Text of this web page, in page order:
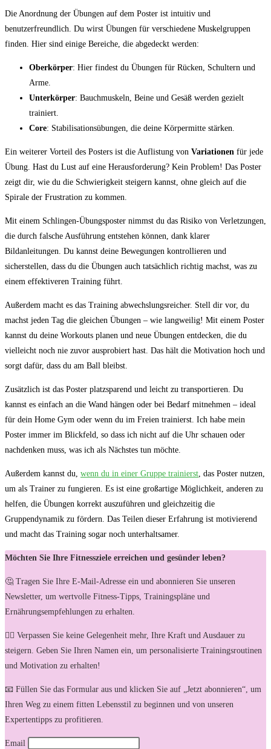
Die Anordnung der ⁤Übungen auf⁣ dem Poster ist intuitiv und
benutzerfreundlich. Du​ wirst Übungen für verschiedene Muskelgruppen
finden. Hier sind einige Bereiche, die abgedeckt werden:
Oberkörper: Hier⁤ findest du Übungen für Rücken, Schultern und
Arme.
Unterkörper: Bauchmuskeln, Beine und Gesäß werden gezielt
trainiert.
Core:​ Stabilisationsübungen, die deine Körpermitte⁢ stärken.
Ein weiterer Vorteil des Posters ist die Auflistung von Variationen für jede
Übung.⁤ Hast du Lust auf eine Herausforderung? Kein⁣ Problem!​ Das Poster
zeigt dir, wie ⁤du die Schwierigkeit steigern kannst, ohne gleich‌ auf ⁤die
Spirale der Frustration⁢ zu kommen.
Mit einem Schlingen-Übungsposter nimmst du das ⁤Risiko von Verletzungen,
die durch falsche Ausführung entstehen können, dank klarer
Bildanleitungen. Du kannst deine Bewegungen kontrollieren⁣ und
sicherstellen, dass du die Übungen auch tatsächlich richtig machst, was zu
einem effektiveren‌ Training‍ führt.
Außerdem‍ macht es das Training abwechslungsreicher. Stell dir vor, du
machst jeden Tag die gleichen Übungen ‍–⁢ wie langweilig! Mit einem⁢ Poster‌
kannst du‍ deine Workouts planen und neue Übungen entdecken, die du
vielleicht noch nie zuvor ausprobiert hast.‍ Das hält die Motivation ​hoch und
sorgt ‍dafür, dass du am⁢ Ball bleibst.
Zusätzlich ist das Poster platzsparend und ⁤leicht zu‌ transportieren. Du
kannst es einfach⁤ an die Wand hängen oder bei ⁣Bedarf mitnehmen – ideal⁢
für dein Home Gym oder wenn du im Freien​ trainierst. Ich ⁣habe mein
Poster immer im ‌Blickfeld, so ⁤dass ich nicht auf die Uhr schauen​ oder
nachdenken muss, ​was ich als Nächstes tun möchte.
Außerdem‍ kannst du, wenn du in einer Gruppe trainierst , das ​Poster nutzen,
um als Trainer zu fungieren.⁤ Es ist eine großartige Möglichkeit, anderen ‍zu
helfen, die Übungen korrekt auszuführen ‍und gleichzeitig die
Gruppendynamik zu ‍fördern.‍ Das Teilen dieser Erfahrung ist motivierend
und macht⁢ das Training sogar noch unterhaltsamer.
Möchten Sie Ihre Fitnessziele erreichen und gesünder leben?
🤔 Tragen Sie Ihre E-Mail-Adresse ein und abonnieren Sie unseren
Newsletter, um wertvolle Fitness-Tipps, Trainingspläne und
Ernährungsempfehlungen zu erhalten.
🏋️‍♀️ Verpassen Sie keine Gelegenheit mehr, Ihre Kraft und Ausdauer zu
steigern. Geben Sie Ihren Namen ein, um personalisierte Trainingsroutinen
und Motivation zu erhalten!
📧 Füllen Sie das Formular aus und klicken Sie auf „Jetzt abonnieren“, um
Ihren Weg zu einem fitten Lebensstil zu beginnen und von unseren
Expertentipps zu profitieren.
Email